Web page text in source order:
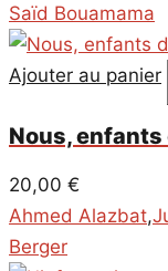
Saïd Bouamama
Ajouter au panier
Nous, enfants
20,00 €
Ahmed Alazbat,
Berger